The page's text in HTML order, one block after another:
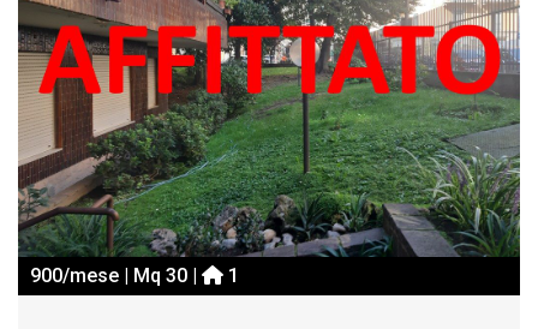
900/mese | Mq 30 | 1